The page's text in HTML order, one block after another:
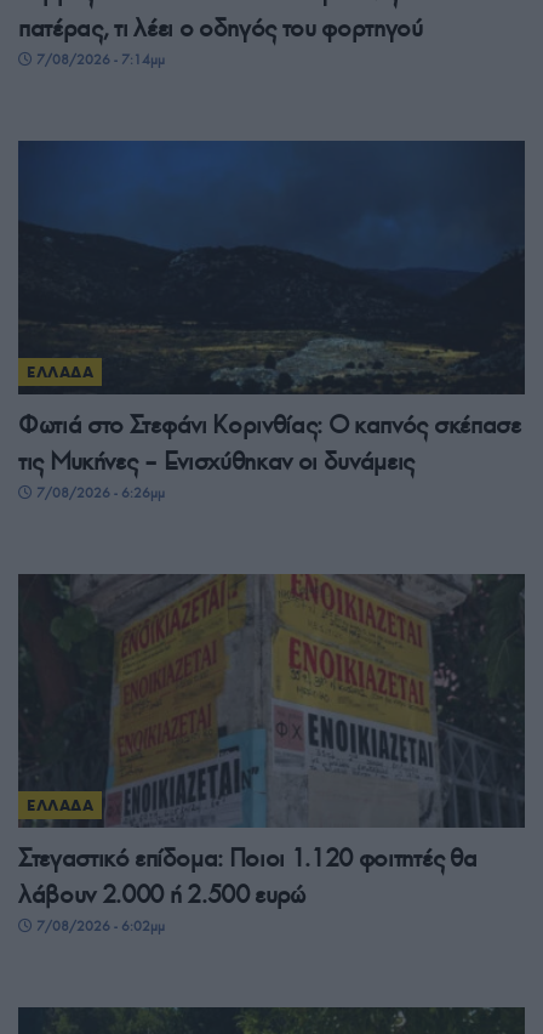
πατέρας, τι λέει ο οδηγός του φορτηγού
7/08/2026 - 7:14μμ
ΕΛΛΑΔΑ
Φωτιά στο Στεφάνι Κορινθίας: Ο καπνός σκέπασε
τις Μυκήνες – Ενισχύθηκαν οι δυνάμεις
7/08/2026 - 6:26μμ
ΕΛΛΑΔΑ
Στεγαστικό επίδομα: Ποιοι 1.120 φοιτητές θα
λάβουν 2.000 ή 2.500 ευρώ
7/08/2026 - 6:02μμ